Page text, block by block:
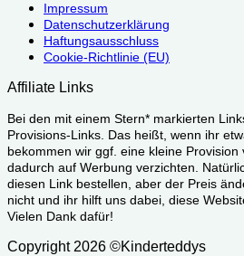
Impressum
Datenschutzerklärung
Haftungsausschluss
Cookie-Richtlinie (EU)
Affiliate Links
Bei den mit einem Stern* markierten
Provisions-Links. Das heißt, wenn ihr
bekommen wir ggf. eine kleine
dadurch auf Werbung verzichten.
diesen Link bestellen, aber der Preis
nicht und ihr hilft uns dabei, diese
Vielen Dank dafür!
Copyright 2026 ©Kinderteddys